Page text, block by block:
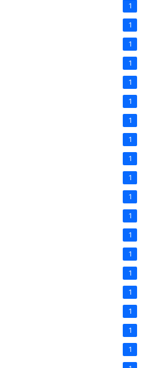
1
1
1
1
1
1
1
1
1
1
1
1
1
1
1
1
1
1
1